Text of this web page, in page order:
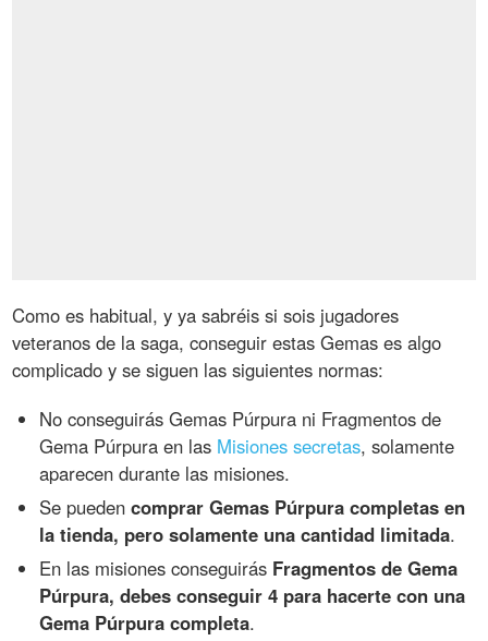
Como es habitual, y ya sabréis si sois jugadores
veteranos de la saga, conseguir estas Gemas es algo
complicado y se siguen las siguientes normas:
No conseguirás Gemas Púrpura ni Fragmentos de
Gema Púrpura en las Misiones secretas, solamente
aparecen durante las misiones.
Se puedencomprar Gemas Púrpura completas en
la tienda, pero solamente una cantidad limitada.
En las misiones conseguirás Fragmentos de Gema
Púrpura, debes conseguir 4 para hacerte con una
Gema Púrpura completa.